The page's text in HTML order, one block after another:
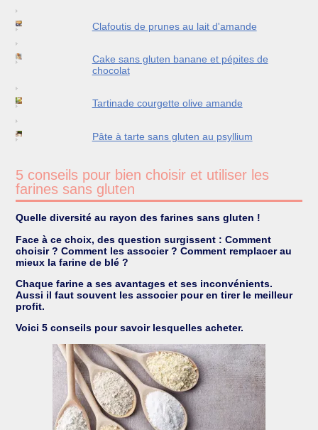
Clafoutis de prunes au lait d'amande
Cake sans gluten banane et pépites de
chocolat
Tartinade courgette olive amande
Pâte à tarte sans gluten au psyllium
5 conseils pour bien choisir et utiliser les
farines sans gluten
Quelle diversité au rayon des farines sans gluten !
Face à ce choix, des question surgissent : Comment
choisir ? Comment les associer ? Comment remplacer au
mieux la farine de blé ?
Chaque farine a ses avantages et ses inconvénients.
Aussi il faut souvent les associer pour en tirer le meilleur
profit.
Voici 5 conseils pour savoir lesquelles acheter.